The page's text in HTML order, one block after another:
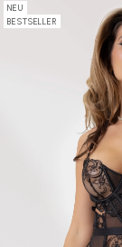
NEU
BESTSELLER